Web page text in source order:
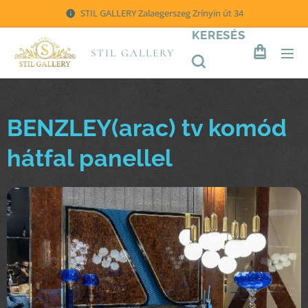
STIL GALLERY Zalaegerszeg Zrínyin út 34
STIL GALLERY
KERESÉS
BENZLEY(arac) tv komód
hátfal panellel